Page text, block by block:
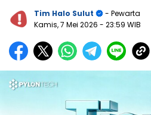
Tim Halo Sulut
- Pewarta
Kamis, 7 Mei 2026 - 23:59 WIB